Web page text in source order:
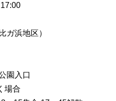
ガ浜地区）
園入口
場合